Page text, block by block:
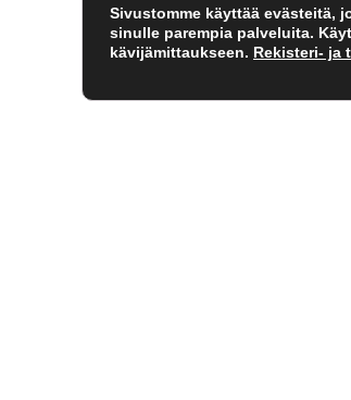
Sivustomme käyttää evästeitä,
sinulle parempia palveluita.
kävijämittaukseen. Rekisteri- ja